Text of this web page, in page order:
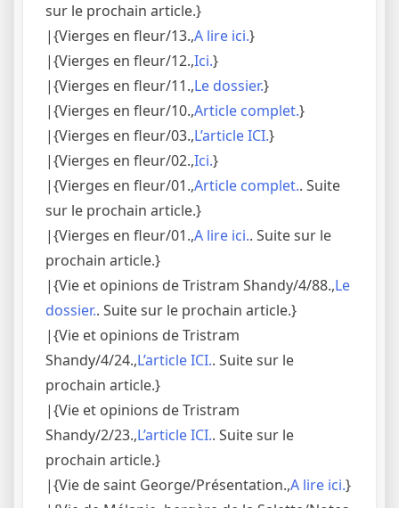
sur le prochain article.}
|{Vierges en fleur/13.,A lire ici.}
|{Vierges en fleur/12.,Ici.}
|{Vierges en fleur/11.,Le dossier.}
|{Vierges en fleur/10.,Article complet.}
|{Vierges en fleur/03.,L’article ICI.}
|{Vierges en fleur/02.,Ici.}
|{Vierges en fleur/01.,Article complet.. Suite
sur le prochain article.}
|{Vierges en fleur/01.,A lire ici.. Suite sur le
prochain article.}
|{Vie et opinions de Tristram Shandy/4/88.,Le
dossier.. Suite sur le prochain article.}
|{Vie et opinions de Tristram
Shandy/4/24.,L’article ICI.. Suite sur le
prochain article.}
|{Vie et opinions de Tristram
Shandy/2/23.,L’article ICI.. Suite sur le
prochain article.}
|{Vie de saint George/Présentation.,A lire ici.}